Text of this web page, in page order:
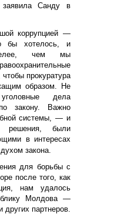
Санду в
коррупцией —
бы хотелось, и
чем мы
прокуратура
образом. Не
дела
закону. Важно
системы, — и
решения, были
в интересах
закона.
для борьбы с
после того, как
нам удалось
Молдова —
партнеров.